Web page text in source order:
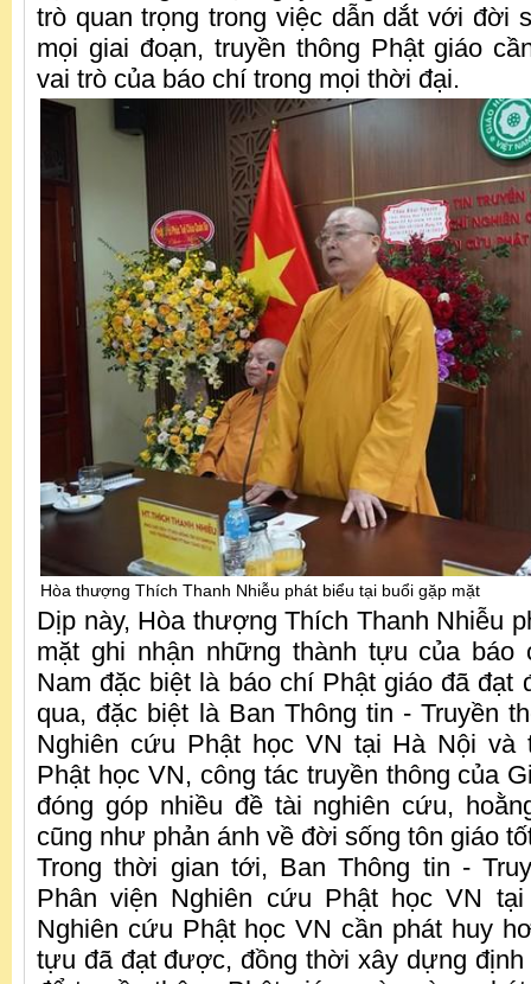
trò quan trọng trong việc dẫn dắt với đời
mọi giai đoạn, truyền thông Phật giáo
vai trò của báo chí trong mọi thời đại.
Hòa thượng Thích Thanh Nhiễu phát biểu tại buổi gặp mặt
Dịp này, Hòa thượng Thích Thanh Nhiễu
mặt ghi nhận những thành tựu của báo
Nam đặc biệt là báo chí Phật giáo đã đạt
qua, đặc biệt là Ban Thông tin - Truyền
Nghiên cứu Phật học VN tại Hà Nội và
Phật học VN, công tác truyền thông của
đóng góp nhiều đề tài nghiên cứu,
cũng như phản ánh về đời sống tôn giáo
Trong thời gian tới, Ban Thông tin -
Phân viện Nghiên cứu Phật học VN
Nghiên cứu Phật học VN cần phát huy
tựu đã đạt được, đồng thời xây dựng